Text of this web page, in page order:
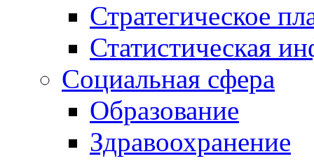
Стратегическое
Статистическая
Социальная сфера
Образование
Здравоохранение